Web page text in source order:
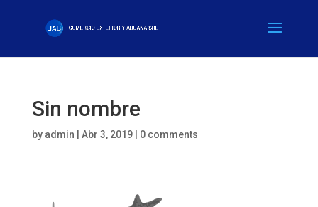
Sin nombre
by admin Abr 3, 2019| 0 comments